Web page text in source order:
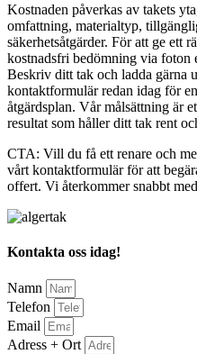
Kostnaden påverkas av takets
omfattning, materialtyp,
säkerhetsåtgärder. För att ge ett
kostnadsfri bedömning via foton
Beskriv ditt tak och ladda gärna
kontaktformulär redan idag för
åtgärdsplan. Vår målsättning är
resultat som håller ditt tak rent
CTA: Vill du få ett renare och
vårt kontaktformulär för att
offert. Vi återkommer snabbt
Kontakta oss idag!
Namn
Telefon
Email
Adress + Ort